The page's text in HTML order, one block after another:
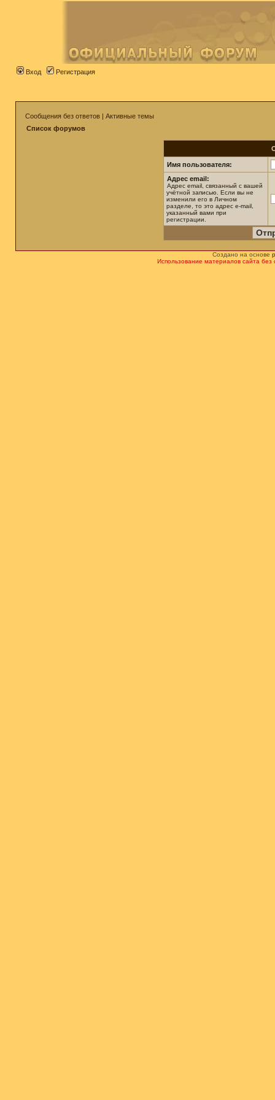
Вход Регистрация
Сообщения без ответов | Активные темы
Список форумов
Имя пользователя:
Адрес email:
Адрес email, связанный с вашей
учётной записью. Если вы не
изменили его в Личном
разделе, то это адрес e-mail,
указанный вами при
регистрации.
Создано на основе
Использование материалов сайта